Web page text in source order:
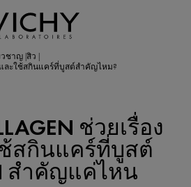
วชาญ สิว
และใช้สกินแคร์ที่บูสต์สำคัญไหม?
ช่วยเรื่อง
สกินแคร์ที่บูสต์
สำคัญแค่ไหน